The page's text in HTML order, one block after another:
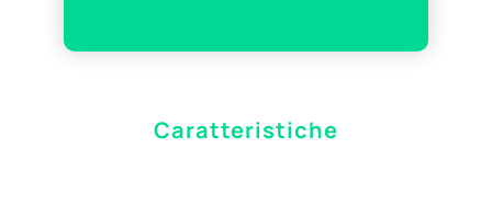
Caratteristiche